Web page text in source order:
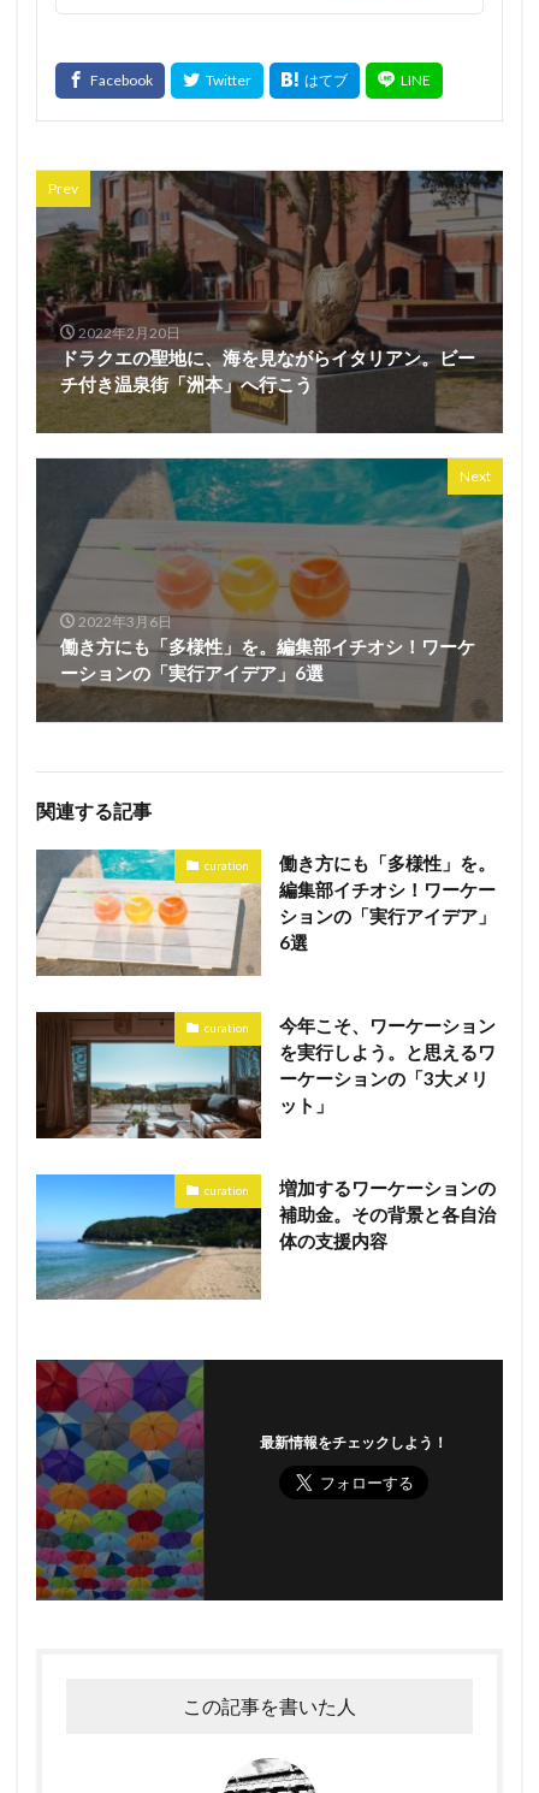
Prev
2022年2月20日
ドラクエの聖地に、海を見ながらイタリアン。ビー
チ付き温泉街「洲本」へ行こう
Next
2022年3月6日
働き方にも「多様性」を。編集部イチオシ！ワーケ
ーションの「実行アイデア」6選
関連する記事
curation
働き方にも「多様性」を。
編集部イチオシ！ワーケー
ションの「実行アイデア」
6選
curation
今年こそ、ワーケーション
を実行しよう。と思えるワ
ーケーションの「3大メリ
ット」
curation
増加するワーケーションの
補助金。その背景と各自治
体の支援内容
最新情報をチェックしよう！
この記事を書いた人